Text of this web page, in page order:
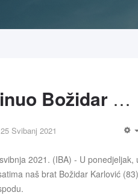
Preminuo Božidar Karlović
Svibanj 2021
2021. (IBA) - U ponedjeljak,
naš brat Božidar Karlović (83)